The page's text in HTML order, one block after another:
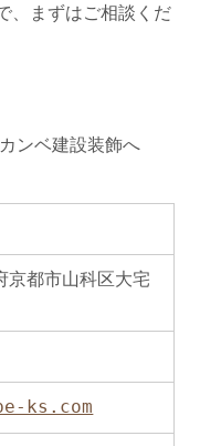
、まずはご相談くだ
ンベ建設装飾へ
京都市山科区大宅
ks.com